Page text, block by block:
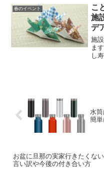
良
方
春のイベント
こ
施
デ
施
ま
し
水
簡単
お盆に旦那の実家行きたくな
言い訳や今後の付き合い方